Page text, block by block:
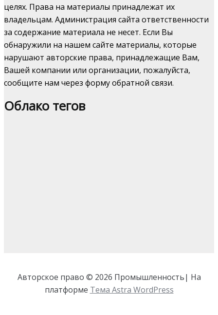
целях. Права на материалы принадлежат их
владельцам. Администрация сайта ответственности
за содержание материала не несет. Если Вы
обнаружили на нашем сайте материалы, которые
нарушают авторские права, принадлежащие Вам,
Вашей компании или организации, пожалуйста,
сообщите нам через форму обратной связи.
Облако тегов
Авторское право © 2026 Промышленность| На
платформе Тема Astra WordPress